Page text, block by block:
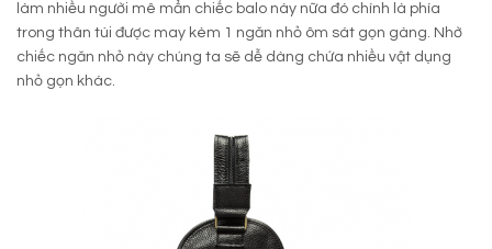
làm nhiều người mê mẩn chiếc balo này nữa đó chính là phía
trong thân túi được may kèm 1 ngăn nhỏ ôm sát gọn gàng. Nhờ
chiếc ngăn nhỏ này chúng ta sẽ dễ dàng chứa nhiều vật dụng
nhỏ gọn khác.